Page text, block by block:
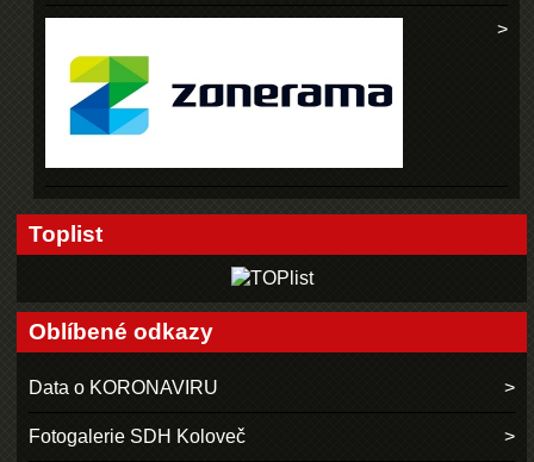
Toplist
Oblíbené odkazy
Data o KORONAVIRU
Fotogalerie SDH Koloveč